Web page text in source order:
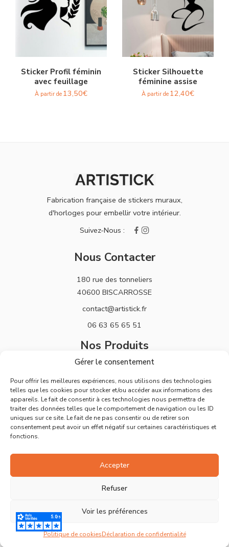
Gérer le consentement
Pour offrir les meilleures expériences, nous utilisons des technologies
telles que les cookies pour stocker et/ou accéder aux informations des
appareils. Le fait de consentir à ces technologies nous permettra de
traiter des données telles que le comportement de navigation ou les ID
uniques sur ce site. Le fait de ne pas consentir ou de retirer son
consentement peut avoir un effet négatif sur certaines caractéristiques et
fonctions.
Accepter
Refuser
Voir les préférences
Politique de cookiesDéclaration de confidentialité
Sticker Profil féminin
avec feuillage
À partir de 13,50€
Sticker Silhouette
féminine assise
À partir de 12,40€
Fabrication française de stickers muraux,
d'horloges pour embellir votre intérieur.
Nous Contacter
180 rue des tonneliers
40600 BISCARROSSE
contact@artistick.fr
06 63 65 65 51
Nos Produits
Stickers
Horloges
Support
Mentions Légales
Conditions Générales de Vente
Déclaration de confidentialité
Ⓒ Tous droits réservés – Site réalisé parArtistick